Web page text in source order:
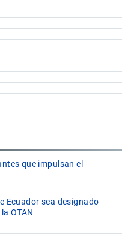
que impulsan el
Ecuador sea designado
OTAN